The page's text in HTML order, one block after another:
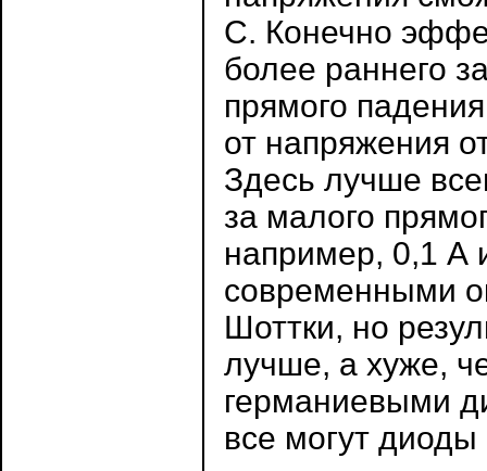
С. Конечно
более раннего
прямого
от напряжения
Здесь лучше
за малого
например, 0,1 А
современными
Шоттки, но
лучше, а хуже,
германиевыми
все могут